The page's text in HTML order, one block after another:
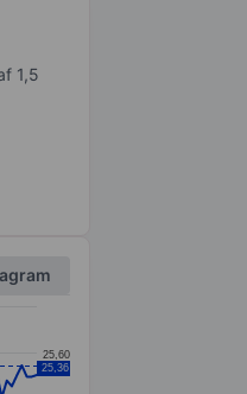
1,5
25,60
25,36